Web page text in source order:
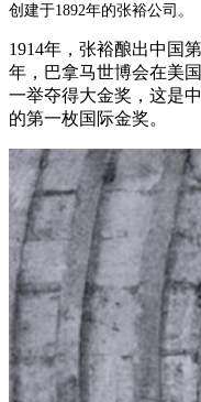
创建于1892年的张裕公司。
1914年，张裕酿出中国
年，巴拿马世博会在美
一举夺得大金奖，这是
的第一枚国际金奖。